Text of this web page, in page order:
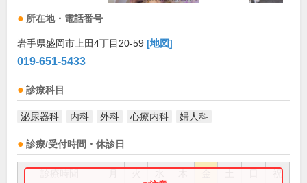
所在地・電話番号
岩手県盛岡市上田4丁目20-59 [地図]
019-651-5433
診療科目
泌尿器科 内科 外科 心療内科 婦人科
診療/受付時間・休診日
祝